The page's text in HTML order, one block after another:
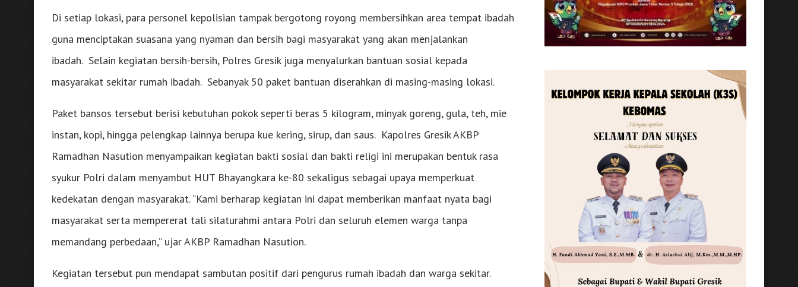
Di setiap lokasi, para personel kepolisian tampak bergotong royong membersihkan area tempat ibadah
guna menciptakan suasana yang nyaman dan bersih bagi masyarakat yang akan menjalankan
ibadah. Selain kegiatan bersih-bersih, Polres Gresik juga menyalurkan bantuan sosial kepada
masyarakat sekitar rumah ibadah. Sebanyak 50 paket bantuan diserahkan di masing-masing lokasi.
Paket bansos tersebut berisi kebutuhan pokok seperti beras 5 kilogram, minyak goreng, gula, teh, mie
instan, kopi, hingga pelengkap lainnya berupa kue kering, sirup, dan saus. Kapolres Gresik AKBP
Ramadhan Nasution menyampaikan kegiatan bakti sosial dan bakti religi ini merupakan bentuk rasa
syukur Polri dalam menyambut HUT Bhayangkara ke-80 sekaligus sebagai upaya memperkuat
kedekatan dengan masyarakat. “Kami berharap kegiatan ini dapat memberikan manfaat nyata bagi
masyarakat serta mempererat tali silaturahmi antara Polri dan seluruh elemen warga tanpa
memandang perbedaan,” ujar AKBP Ramadhan Nasution.
Kegiatan tersebut pun mendapat sambutan positif dari pengurus rumah ibadah dan warga sekitar.